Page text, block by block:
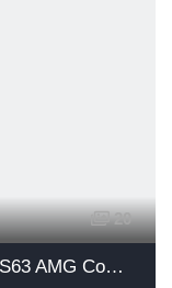
20
Mercedes-Benz S550 2015 – Full S63 AMG Conversion!